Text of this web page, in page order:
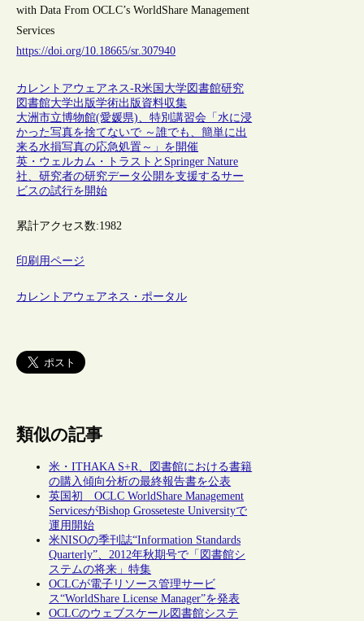
with Data From OCLC’s WorldShare Management
Services
https://doi.org/10.18665/sr.307940
カレントアウェアネス-R米国 大学図書館研究
図書館大学出版学術出版 資料収集
大洲市立博物館(愛媛県)、特別講習会「水に浸
かった写真を捨てないで ～誰でも、簡単に出
来る水損写真の応急処置～」を開催
英・ウェルカム・トラストとSpringer Nature
社、研究者の研究データ公開を支援するサー
ビスの試行を開始
累計アクセス数:1982
印刷用ページ
カレントアウェアネス・ポータル
類似の記事
米・ITHAKA S+R、図書館における書籍
の購入傾向分析の最終報告書を公表
英国初 OCLC WorldShare Management
ServicesがBishop Grosseteste Universityで
運用開始
米NISOの季刊誌“Information Standards
Quarterly”、2012年秋期号で「図書館シ
ステムの将来」特集
OCLCが電子リソース管理サービ
ス“WorldShare License Manager”を発表
OCLCのウェブスケール図書館システ